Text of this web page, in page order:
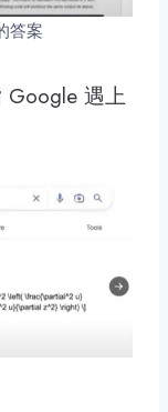
答案
Google 遇上